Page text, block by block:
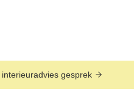
gesprek